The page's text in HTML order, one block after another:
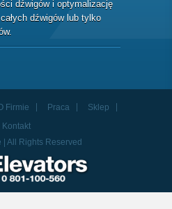
dźwigów i optymalizację
dźwigów lub tylko
Firmie Praca
Sklep
Kontakt
All Rights Reserved